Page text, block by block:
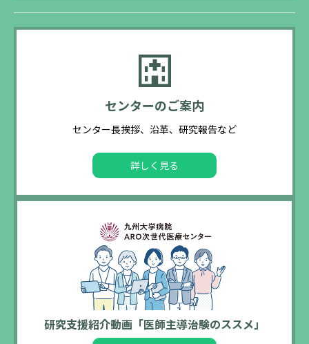
センターのご案内
センター長挨拶、沿革、研究報告など
詳しく見る
研究支援紹介動画「医師主導治験のススメ」